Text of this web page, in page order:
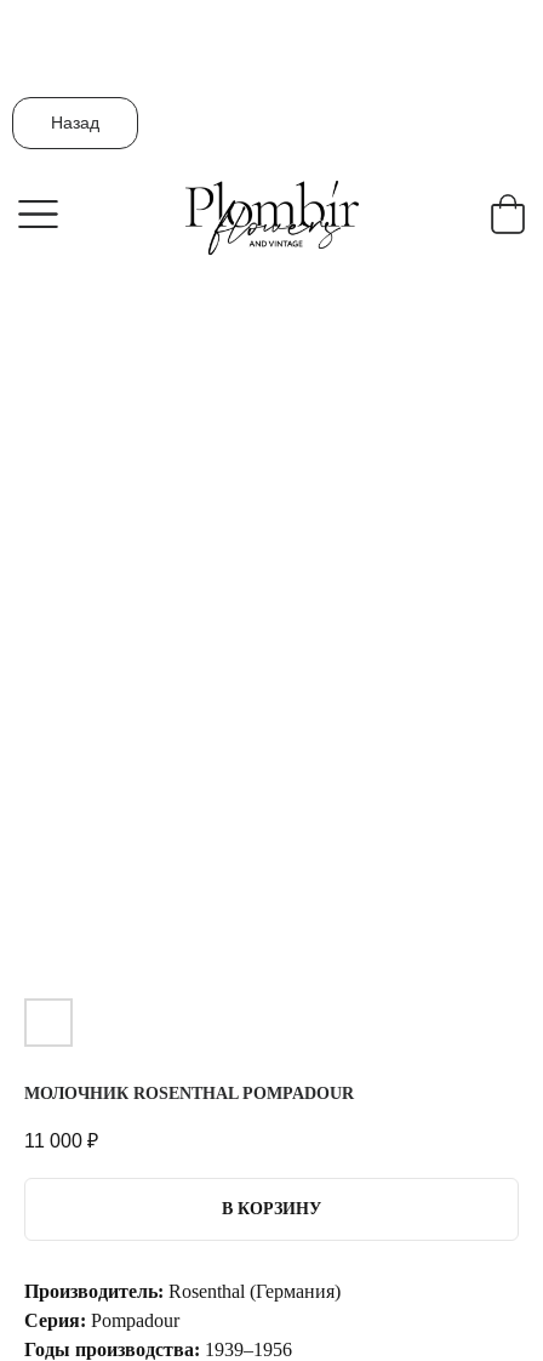
Назад
МОЛОЧНИК ROSENTHAL POMPADOUR
11 000 ₽
В КОРЗИНУ
Производитель: Rosenthal (Германия)
Серия: Pompadour
Годы производства: 1939–1956